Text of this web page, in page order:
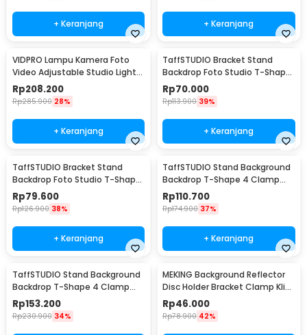
+ Keranjang + Keranjang
VIDPRO Lampu Kamera Foto
Video Adjustable Studio Light
Kit 416 LED 30W - LED-416
Rp208.200
Rp285.900 28%
+ Keranjang
TaffSTUDIO Bracket Stand
Backdrop Foto Studio T-Shape
with 2 Clip 60x70cm - M138
Rp70.000
Rp113.900 39%
+ Keranjang
TaffSTUDIO Bracket Stand
Backdrop Foto Studio T-Shape
with 2 Clip 70x200cm - M138
Rp79.600
Rp126.900 38%
+ Keranjang
TaffSTUDIO Stand Background
Backdrop T-Shape 4 Clamp
200x190cm - M139
Rp110.700
Rp174.900 37%
+ Keranjang
TaffSTUDIO Stand Background
Backdrop T-Shape 4 Clamp
200x260cm - M139
Rp153.200
Rp230.900 34%
MEKING Background Reflector
Disc Holder Bracket Clamp Klip
Backdrop - QM3400
Rp46.000
Rp78.900 42%